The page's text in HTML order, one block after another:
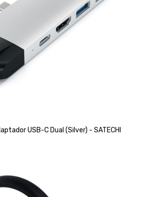
USB-C Dual (Silver) - SATECHI